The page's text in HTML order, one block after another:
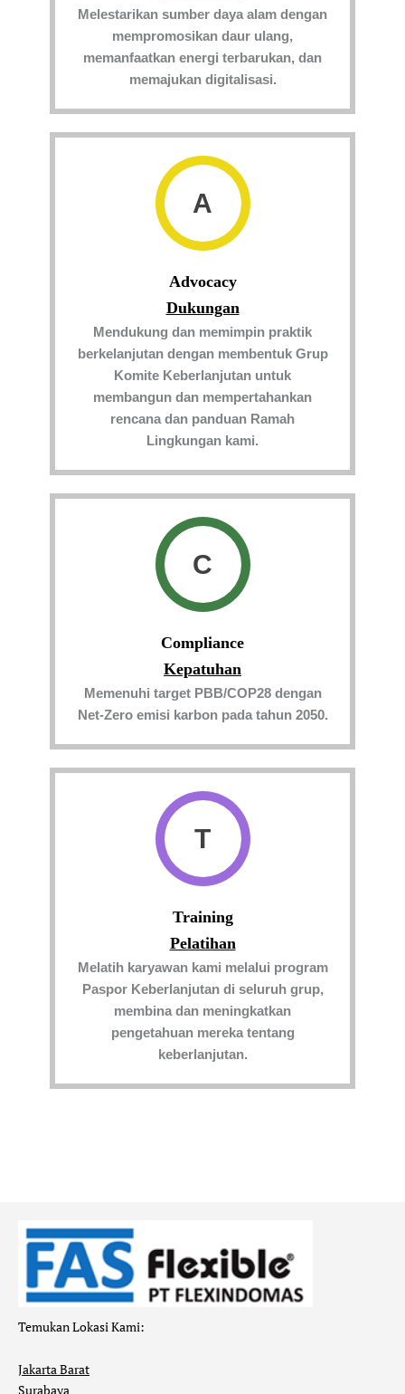
Melestarikan sumber daya alam dengan
mempromosikan daur ulang,
memanfaatkan energi terbarukan, dan
memajukan digitalisasi.
A
Advocacy
Dukungan
Mendukung dan memimpin praktik
berkelanjutan dengan membentuk Grup
Komite Keberlanjutan untuk
membangun dan mempertahankan
rencana dan panduan Ramah
Lingkungan kami.
C
Compliance
Kepatuhan
Memenuhi target PBB/COP28 dengan
Net-Zero emisi karbon pada tahun 2050.
T
Training
Pelatihan
Melatih karyawan kami melalui program
Paspor Keberlanjutan di seluruh grup,
membina dan meningkatkan
pengetahuan mereka tentang
keberlanjutan.
Temukan Lokasi Kami:
Jakarta Barat
Surabaya